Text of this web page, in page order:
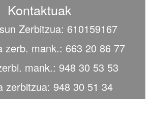
Kontaktuak
Zerbitzua: 610159167
zerb. mank.: 663 20 86 77
mank.: 948 30 53 53
zerbitzua: 948 30 51 34